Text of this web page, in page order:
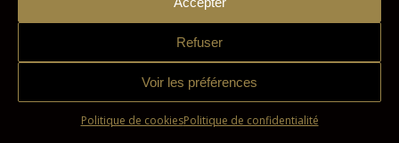
Refuser
Voir les préférences
Politique de cookiesPolitique de confidentialité